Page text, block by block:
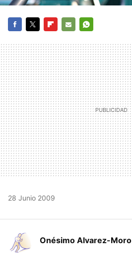
MAIL
28 Junio 2009
Onésimo Alvarez-Moro